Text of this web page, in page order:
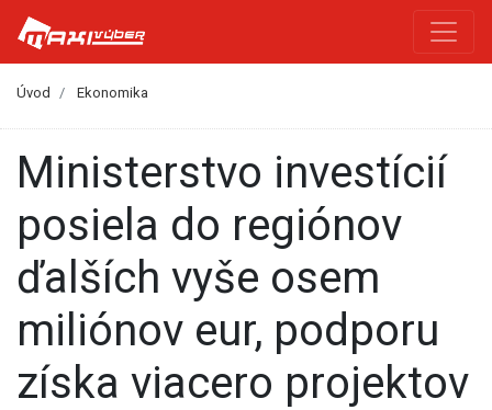
Úvod Ekonomika
Ministerstvo investícií
posiela do regiónov
ďalších vyše osem
miliónov eur, podporu
získa viacero projektov